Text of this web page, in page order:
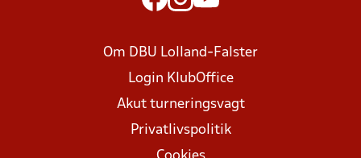
Om DBU Lolland-Falster
Login KlubOffice
Akut turneringsvagt
Privatlivspolitik